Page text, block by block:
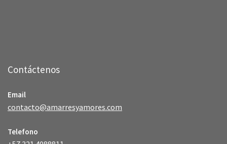
Contáctenos
Email
contacto@amarresyamores.com
Telefono